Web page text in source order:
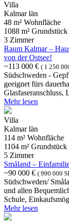
Villa
Kalmar län
48 m² Wohnfläche
1088 m² Grundstück
3 Zimmer
Raum Kalmar –
von der Ostsee!
~113 000 € ( 1 250
Südschweden -
geeignet fürs
Glasfaseranschluss,
Mehr lesen
Villa
Kalmar län
114 m² Wohnfläche
1104 m² Grundstück
5 Zimmer
Småland –
~90 000 € ( 990 000
Südschweden/
und allen
Schule,
Mehr lesen